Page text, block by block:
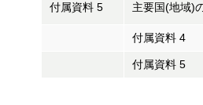
付属資料 5
主要国(地域)
付属資料 4
付属資料 5